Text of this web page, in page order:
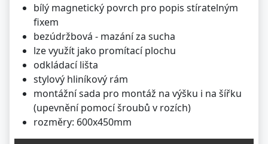
bílý magnetický povrch pro popis stíratelným
fixem
bezúdržbová - mazání za sucha
lze využít jako promítací plochu
odkládací lišta
stylový hliníkový rám
montážní sada pro montáž na výšku i na šířku
(upevnění pomocí šroubů v rozích)
rozměry: 600x450mm